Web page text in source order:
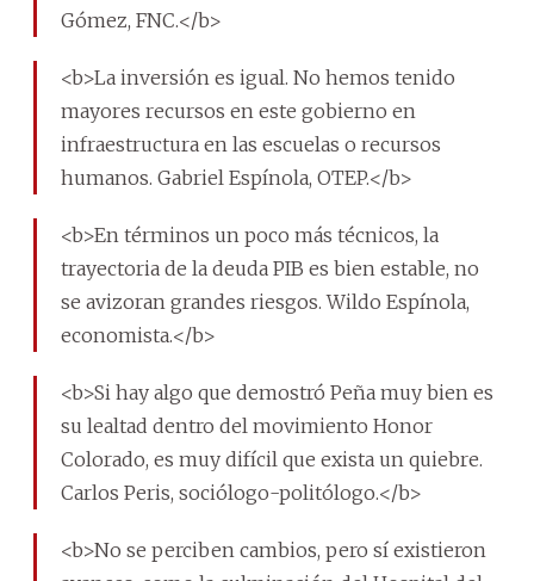
Gómez, FNC.</b>
<b>La inversión es igual. No hemos tenido
mayores recursos en este gobierno en
infraestructura en las escuelas o recursos
humanos. Gabriel Espínola, OTEP.</b>
<b>En términos un poco más técnicos, la
trayectoria de la deuda PIB es bien estable, no
se avizoran grandes riesgos. Wildo Espínola,
economista.</b>
<b>Si hay algo que demostró Peña muy bien es
su lealtad dentro del movimiento Honor
Colorado, es muy difícil que exista un quiebre.
Carlos Peris, sociólogo-politólogo.</b>
<b>No se perciben cambios, pero sí existieron